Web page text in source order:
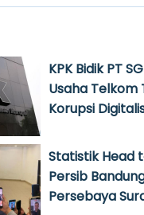
KPK Bidik PT
Usaha Telkom
Korupsi
Statistik Head
Persib
Persebaya